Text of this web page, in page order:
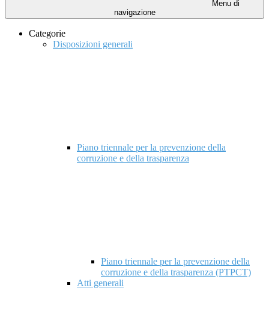
Menu di
navigazione
Categorie
Disposizioni generali
Piano triennale per la prevenzione della
corruzione e della trasparenza
Piano triennale per la prevenzione della
corruzione e della trasparenza (PTPCT)
Atti generali